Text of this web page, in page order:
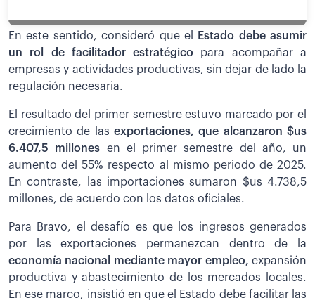
En este sentido, consideró que el
Estado debe asumir
un rol de facilitador estratégico para acompañar a
empresas y actividades productivas, sin dejar de lado la
regulación necesaria.
El resultado del primer semestre estuvo marcado por el
crecimiento de las exportaciones, que alcanzaron $us
6.407,5 millones en el primer semestre del año, un
aumento del 55% respecto al mismo periodo de 2025.
En contraste, las importaciones sumaron $us 4.738,5
millones, de acuerdo con los datos oficiales.
Para Bravo, el desafío es que los ingresos generados
por las exportaciones permanezcan dentro de la
economía nacional mediante mayor empleo, expansión
productiva y abastecimiento de los mercados locales.
En ese marco, insistió en que el Estado debe facilitar las